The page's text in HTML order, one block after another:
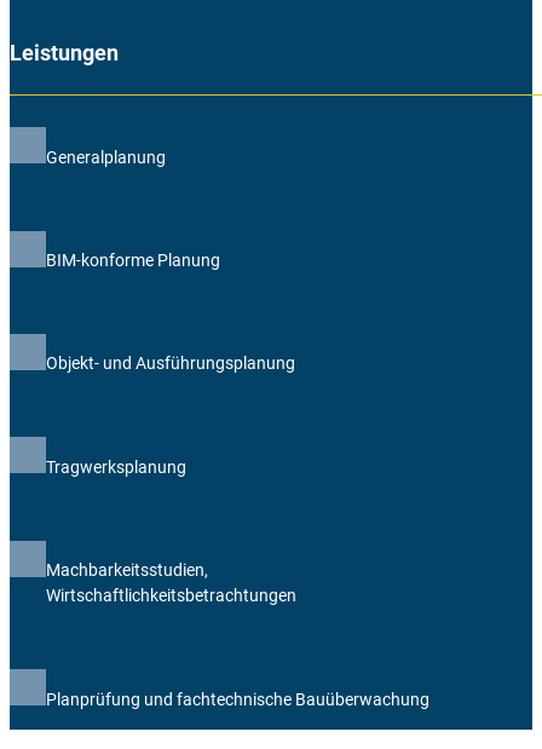
Leistungen
Generalplanung
BIM-konforme Planung
Objekt- und Ausführungsplanung
Tragwerksplanung
Machbarkeitsstudien,
Wirtschaftlichkeitsbetrachtungen
Planprüfung und fachtechnische Bauüberwachung